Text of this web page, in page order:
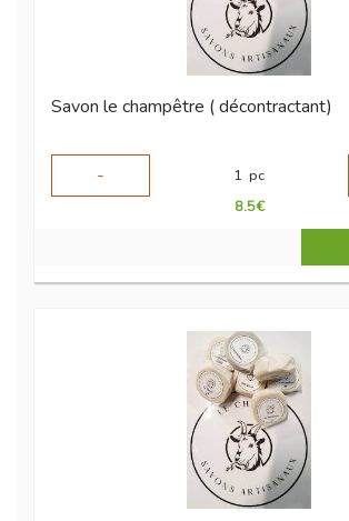
Savon le champêtre ( décontractant)
-
1 pc
8.5€